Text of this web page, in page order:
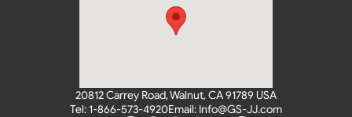
20812 Carrey Road, Walnut, CA 91789 USA
Tel: 1-866-573-4920Email: Info@GS-JJ.com